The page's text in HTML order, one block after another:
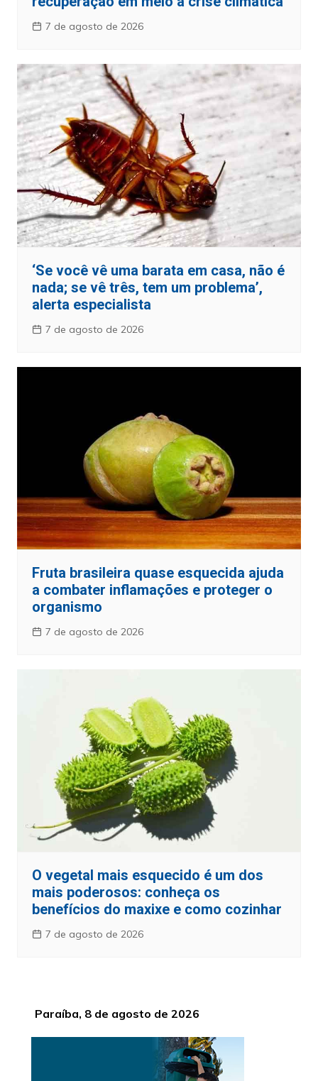
7 de agosto de 2026
‘Se você vê uma barata em casa, não é
nada; se vê três, tem um problema’,
alerta especialista
7 de agosto de 2026
Fruta brasileira quase esquecida ajuda
a combater inflamações e proteger o
organismo
7 de agosto de 2026
O vegetal mais esquecido é um dos
mais poderosos: conheça os
benefícios do maxixe e como cozinhar
7 de agosto de 2026
Paraíba, 8 de agosto de 2026